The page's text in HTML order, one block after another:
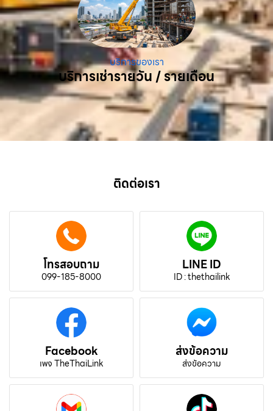
บริการของเรา
บริการเช่ารายวัน / รายเดือน
ติดต่อเรา
โทรสอบถาม
099-185-8000
LINE ID
ID : thethailink
Facebook
เพจ TheThaiLink
ส่งข้อความ
ส่งข้อความ